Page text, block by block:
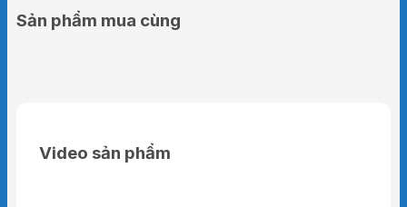
Sản phẩm mua cùng
Video sản phẩm